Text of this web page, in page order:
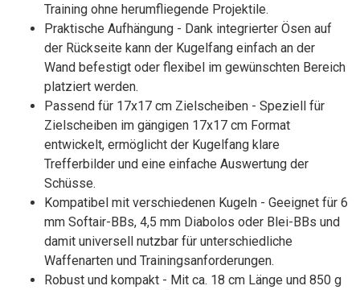
Training ohne herumfliegende Projektile.
Praktische Aufhängung - Dank integrierter Ösen auf
der Rückseite kann der Kugelfang einfach an der
Wand befestigt oder flexibel im gewünschten Bereich
platziert werden.
Passend für 17x17 cm Zielscheiben - Speziell für
Zielscheiben im gängigen 17x17 cm Format
entwickelt, ermöglicht der Kugelfang klare
Trefferbilder und eine einfache Auswertung der
Schüsse.
Kompatibel mit verschiedenen Kugeln - Geeignet für 6
mm Softair-BBs, 4,5 mm Diabolos oder Blei-BBs und
damit universell nutzbar für unterschiedliche
Waffenarten und Trainingsanforderungen.
Robust und kompakt - Mit ca. 18 cm Länge und 850 g